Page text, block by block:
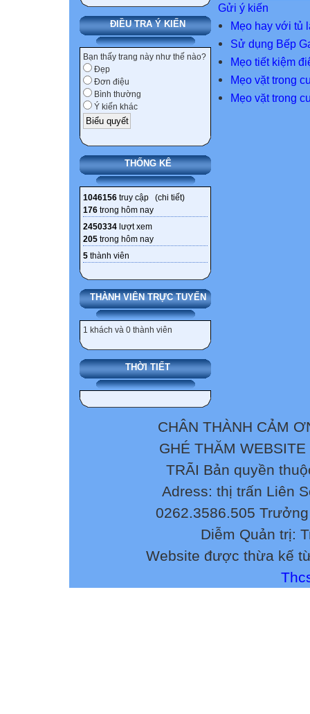
ĐIỀU TRA Ý KIẾN
Bạn thấy trang này như thế nào?
Đẹp
Đơn điệu
Bình thường
Ý kiến khác
THỐNG KÊ
1046156 truy cập (chi tiết)
176 trong hôm nay
2450334 lượt xem
205 trong hôm nay
5 thành viên
THÀNH VIÊN TRỰC TUYẾN
1 khách và 0 thành viên
THỜI TIẾT
Gửi ý kiến
Mẹo hay với tủ
Sử dụng Bếp
Mẹo tiết kiệm
Mẹo vặt trong
Mẹo vặt trong
CHÂN THÀNH CẢM
GHÉ THĂM
TRÃI Bản quyền
Adress: thị trấn Liên
0262.3586.505
Diễm Quản trị:
Website được thừa kế